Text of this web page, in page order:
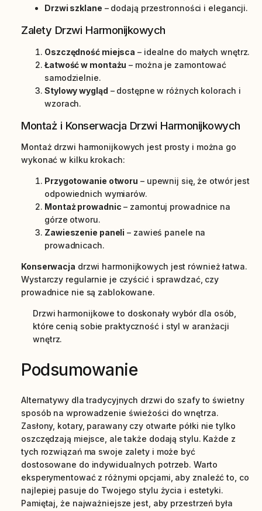
Drzwi szklane – dodają przestronności i elegancji.
Zalety Drzwi Harmonijkowych
Oszczędność miejsca – idealne do małych wnętrz.
Łatwość w montażu – można je zamontować
samodzielnie.
Stylowy wygląd – dostępne w różnych kolorach i
wzorach.
Montaż i Konserwacja Drzwi Harmonijkowych
Montaż drzwi harmonijkowych jest prosty i można go
wykonać w kilku krokach:
Przygotowanie otworu – upewnij się, że otwór jest
odpowiednich wymiarów.
Montaż prowadnic – zamontuj prowadnice na
górze otworu.
Zawieszenie paneli – zawieś panele na
prowadnicach.
Konserwacja drzwi harmonijkowych jest również łatwa.
Wystarczy regularnie je czyścić i sprawdzać, czy
prowadnice nie są zablokowane.
Drzwi harmonijkowe to doskonały wybór dla osób,
które cenią sobie praktyczność i styl w aranżacji
wnętrz.
Podsumowanie
Alternatywy dla tradycyjnych drzwi do szafy to świetny
sposób na wprowadzenie świeżości do wnętrza.
Zasłony, kotary, parawany czy otwarte półki nie tylko
oszczędzają miejsce, ale także dodają stylu. Każde z
tych rozwiązań ma swoje zalety i może być
dostosowane do indywidualnych potrzeb. Warto
eksperymentować z różnymi opcjami, aby znaleźć to, co
najlepiej pasuje do Twojego stylu życia i estetyki.
Pamiętaj, że najważniejsze jest, aby przestrzeń była